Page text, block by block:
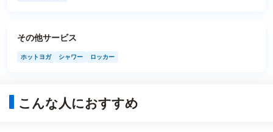
その他サービス
ホットヨガ シャワー ロッカー
こんな人におすすめ